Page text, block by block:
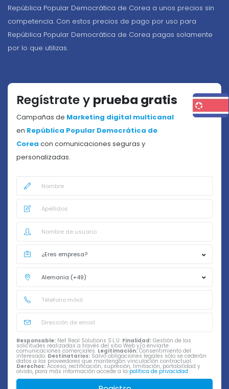
República Popular Democrática de Corea a unos precios sin
competencia. Con estos precios de pago por uso para
República Popular Democrática de Corea pagas solamente
por lo que utilizas.
Regístrate y prueba gratis
Campañas de Marketing digital multicanal
en República Popular Democrática de
Corea con comunicaciones seguras y
personalizadas.
Responsable: Net Real Solutions S.L.U. Finalidad: Gestión de las
solicitudes realizadas a través del sitio Web y/o enviarte
comunicaciones comerciales. Legitimación:Consentimiento del
interesado. Destinatarios: Salvo obligaciones legales sólo se cederán
datos a los proveedores que mantengan vinculación contractual.
Derechos: Acceso, rectificación, supresión, limitación, portabilidad y
olvido, para más información accede a la política de privacidad .